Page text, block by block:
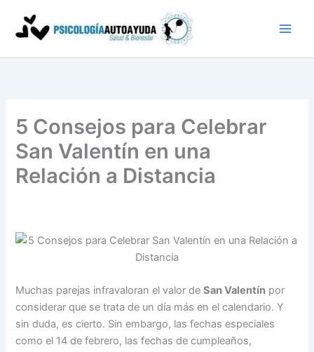
contenido
5 Consejos para Celebrar
San Valentín en una
Relación a Distancia
Muchas parejas infravaloran el valor deSan Valentín por
considerar que se trata de un día más en el calendario. Y
sin duda, es cierto. Sin embargo, las fechas especiales
como el 14 de febrero, las fechas de cumpleaños,